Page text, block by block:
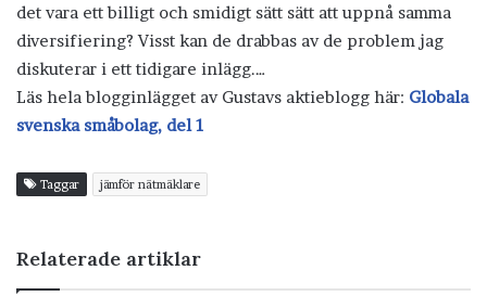
det vara ett billigt och smidigt sätt sätt att uppnå samma
diversifiering? Visst kan de drabbas av de problem jag
diskuterar i ett tidigare inlägg.…
Läs hela blogginlägget av Gustavs aktieblogg här: Globala
svenska småbolag, del 1
Taggar jämför nätmäklare
Relaterade artiklar